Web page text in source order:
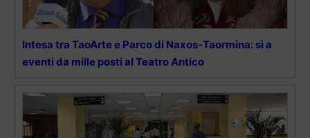
Intesa tra TaoArte e Parco di Naxos-Taormina: sì a
eventi da mille posti al Teatro Antico